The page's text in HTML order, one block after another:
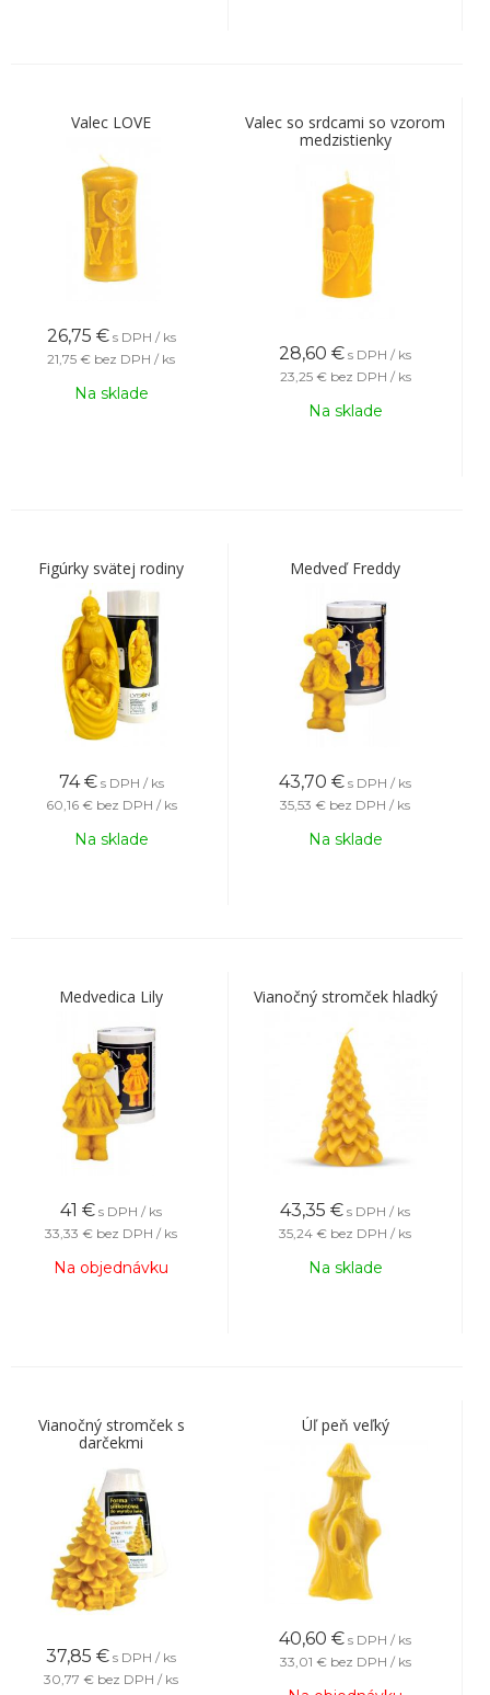
Valec LOVE
26,75 € s DPH / ks
21,75 € bez DPH / ks
Na sklade
Valec so srdcami so vzorom
medzistienky
28,60 € s DPH / ks
23,25 € bez DPH / ks
Na sklade
Figúrky svätej rodiny
74 € s DPH / ks
60,16 € bez DPH / ks
Na sklade
Medveď Freddy
43,70 € s DPH / ks
35,53 € bez DPH / ks
Na sklade
Medvedica Lily
41 € s DPH / ks
33,33 € bez DPH / ks
Na objednávku
Vianočný stromček hladký
43,35 € s DPH / ks
35,24 € bez DPH / ks
Na sklade
Vianočný stromček s
darčekmi
37,85 € s DPH / ks
30,77 € bez DPH / ks
Úľ peň veľký
40,60 € s DPH / ks
33,01 € bez DPH / ks